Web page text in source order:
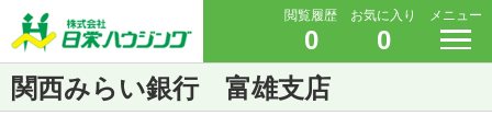
閲覧履歴
0
お気に入り
0
メニュー
関西みらい銀行 富雄支店